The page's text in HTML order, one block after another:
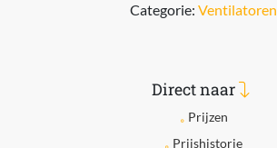
Categorie: Ventilatoren
Direct naar
Prijzen
Prijshistorie